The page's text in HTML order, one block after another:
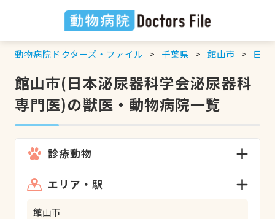
動物病院ドクターズ・ファイル 千葉県 館山市 日本
館山市(日本泌尿器科学会泌尿器科
専門医)の獣医・動物病院一覧
診療動物
エリア・駅
館山市